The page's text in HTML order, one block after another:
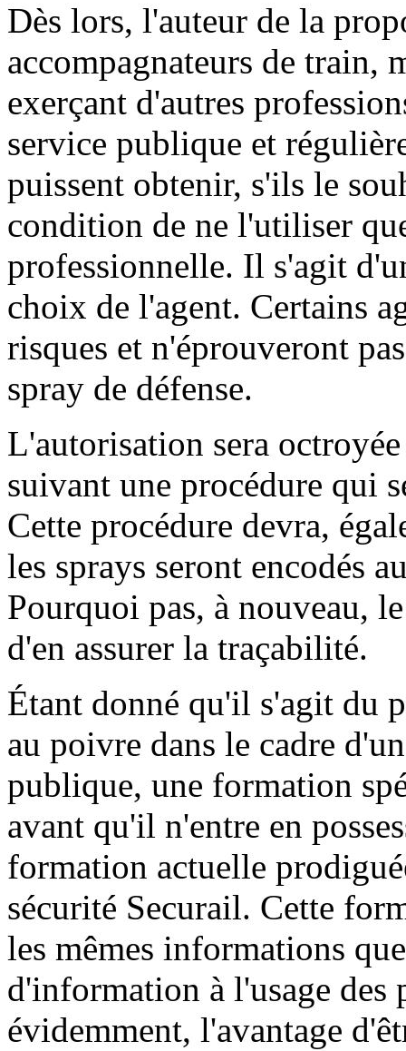
Dès lors, l'auteur de la
accompagnateurs de train,
exerçant d'autres
service publique et
puissent obtenir, s'ils le
condition de ne l'utiliser
professionnelle. Il s'agit
choix de l'agent. Certains
risques et n'éprouveront
spray de défense.
L'autorisation sera
suivant une procédure qui
Cette procédure devra,
les sprays seront encodés
Pourquoi pas, à nouveau,
d'en assurer la traçabilité.
Étant donné qu'il s'agit du
au poivre dans le cadre
publique, une formation
avant qu'il n'entre en
formation actuelle
sécurité Securail. Cette
les mêmes informations
d'information à l'usage des
évidemment, l'avantage